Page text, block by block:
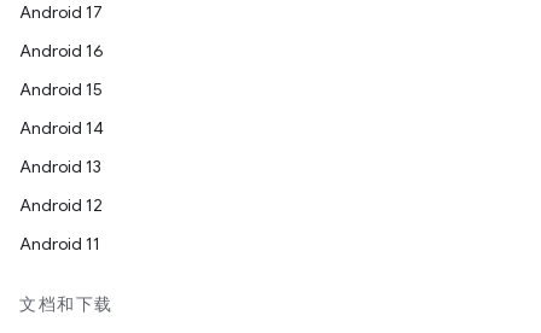
Android 17
Android 16
Android 15
Android 14
Android 13
Android 12
Android 11
文档和下载